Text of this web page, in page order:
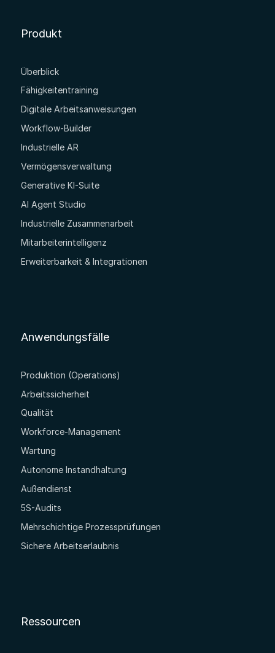
Produkt
Überblick
Fähigkeitentraining
Digitale Arbeitsanweisungen
Workflow-Builder
Industrielle AR
Vermögensverwaltung
Generative KI-Suite
AI Agent Studio
Industrielle Zusammenarbeit
Mitarbeiterintelligenz
Erweiterbarkeit & Integrationen
Anwendungsfälle
Produktion (Operations)
Arbeitssicherheit
Qualität
Workforce-Management
Wartung
Autonome Instandhaltung
Außendienst
5S-Audits
Mehrschichtige Prozessprüfungen
Sichere Arbeitserlaubnis
Ressourcen